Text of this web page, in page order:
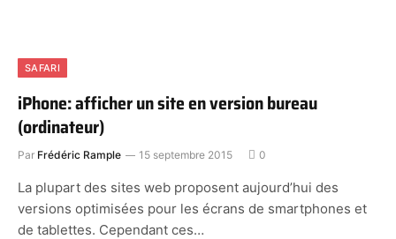
SAFARI
iPhone: afficher un site en version bureau
(ordinateur)
Par Frédéric Rample 15 septembre 2015 0
La plupart des sites web proposent aujourd’hui des
versions optimisées pour les écrans de smartphones et
de tablettes. Cependant ces…